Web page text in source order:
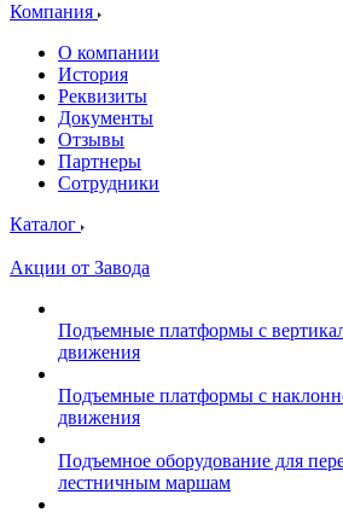
Компания
О компании
История
Реквизиты
Документы
Отзывы
Партнеры
Сотрудники
Каталог
Акции от Завода
Подъемные платформы с
движения
Подъемные платформы с
движения
Подъемное оборудование для
лестничным маршам